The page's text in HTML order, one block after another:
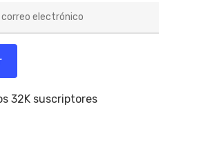
32K suscriptores